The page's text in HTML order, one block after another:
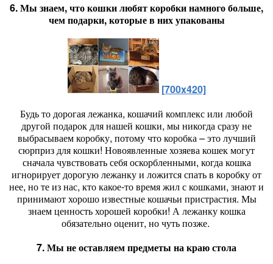
6. Мы знаем, что кошки любят коробки намного больше,
чем подарки, которые в них упакованы
[700x420]
Будь то дорогая лежанка, кошачий комплекс или любой
другой подарок для нашей кошки, мы никогда сразу не
выбрасываем коробку, потому что коробка – это лучший
сюрприз для кошки! Новоявленные хозяева кошек могут
сначала чувствовать себя оскорбленными, когда кошка
игнорирует дорогую лежанку и ложится спать в коробку от
нее, но те из нас, кто какое-то время жил с кошками, знают и
принимают хорошо известные кошачьи пристрастия. Мы
знаем ценность хорошей коробки! А лежанку кошка
обязательно оценит, но чуть позже.
7. Мы не оставляем предметы на краю стола